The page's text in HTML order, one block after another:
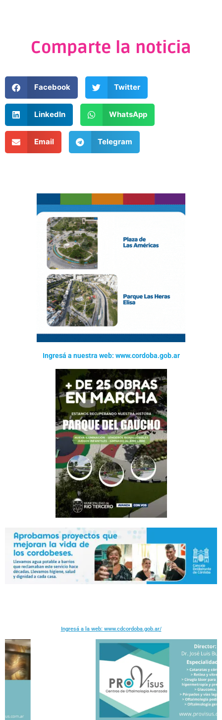
Comparte la noticia
Facebook Twitter
LinkedIn WhatsApp
Email Telegram
Ingresá a nuestra web: www.cordoba.gob.ar
Ingresá a la web: www.cdcordoba.gob.ar/